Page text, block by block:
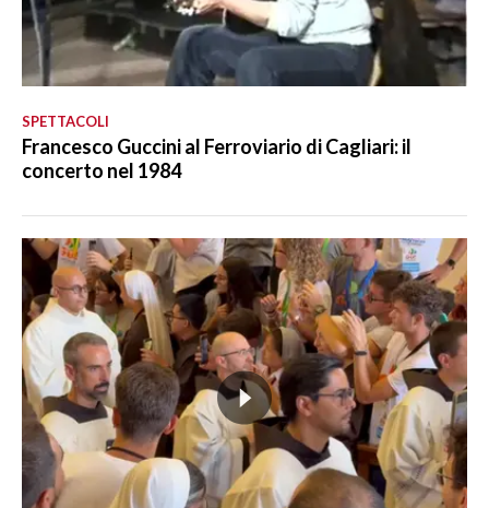
SPETTACOLI
Francesco Guccini al Ferroviario di Cagliari: il
concerto nel 1984